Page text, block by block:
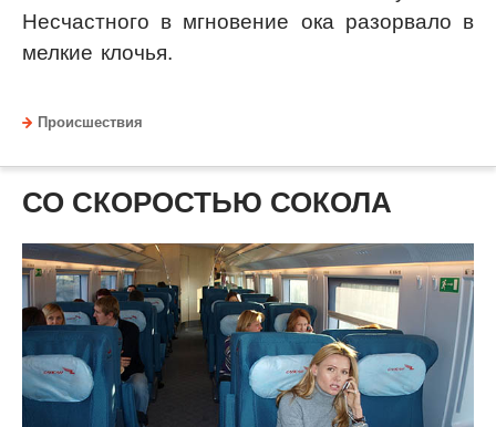
Несчастного в мгновение ока разорвало в
мелкие клочья.
Происшествия
СО СКОРОСТЬЮ СОКОЛА